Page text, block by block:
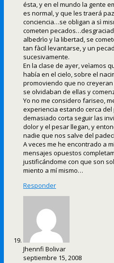
ésta, y en el mundo la gente
es normal, y que les traerá
conciencia…se obligan a sì
cometen
albedrìo y la libertad, se
tan fàcil levantarse, y un
sucesivamente.
En la clase de ayer, veìamos
había en el cielo, sobre el
promoviendo que no
se olvidaban de ellas y
Yo no me considero fariseo,
experiencia estando cerca
demasiado corta seguir las
dolor y el pesar llegan, y
nadie que nos salve del
A veces me he encontrado a
mensajes opuestos
justificándome con que son
miento a mí mismo…
Responder
Jhennfi Bolivar
septiembre 15, 2008